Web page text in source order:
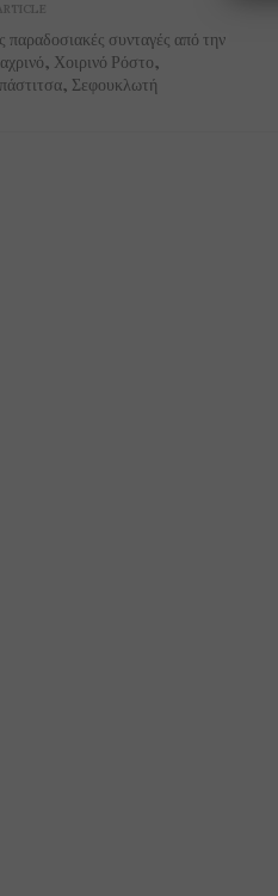
παραδοσιακές συνταγές από την
Χοιρινό Ρόστο,
Σεφουκλωτή